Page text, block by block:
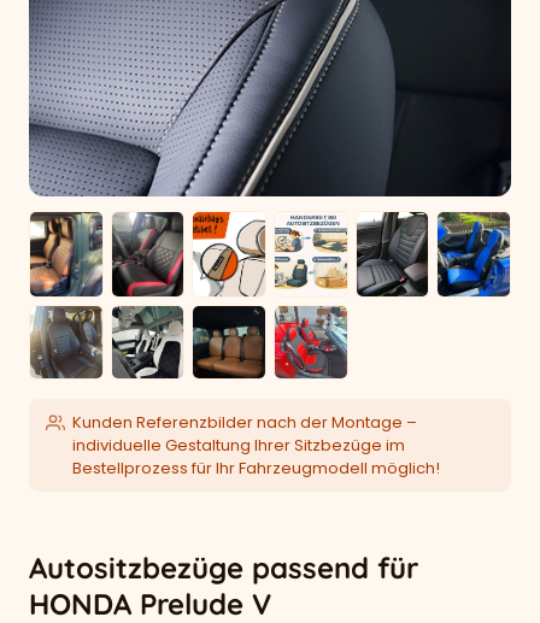
Kunden Referenzbilder nach der Montage –
individuelle Gestaltung Ihrer Sitzbezüge im
Bestellprozess für Ihr Fahrzeugmodell möglich!
Autositzbezüge passend für
HONDA Prelude V